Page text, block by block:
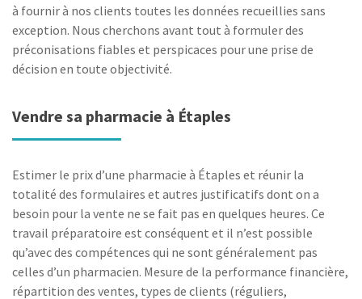
à fournir à nos clients toutes les données recueillies sans
exception. Nous cherchons avant tout à formuler des
préconisations fiables et perspicaces pour une prise de
décision en toute objectivité.
Vendre sa pharmacie à Étaples
Estimer le prix d’une pharmacie à Étaples et réunir la
totalité des formulaires et autres justificatifs dont on a
besoin pour la vente ne se fait pas en quelques heures. Ce
travail préparatoire est conséquent et il n’est possible
qu’avec des compétences qui ne sont généralement pas
celles d’un pharmacien. Mesure de la performance financière,
répartition des ventes, types de clients (réguliers,